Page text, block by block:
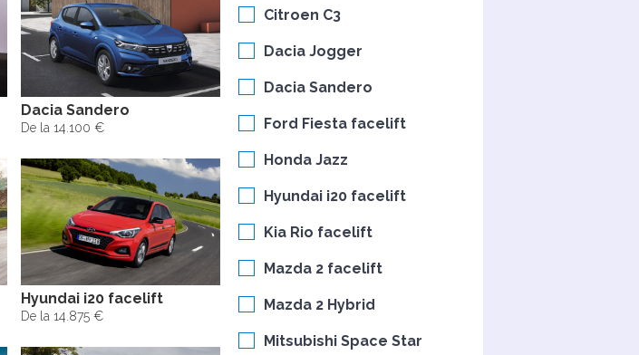
Dacia Sandero
De la 14.100 €
Hyundai i20 facelift
De la 14.875 €
Citroen C3
Dacia Jogger
Dacia Sandero
Ford Fiesta facelift
Honda Jazz
Hyundai i20 facelift
Kia Rio facelift
Mazda 2 facelift
Mazda 2 Hybrid
Mitsubishi Space Star